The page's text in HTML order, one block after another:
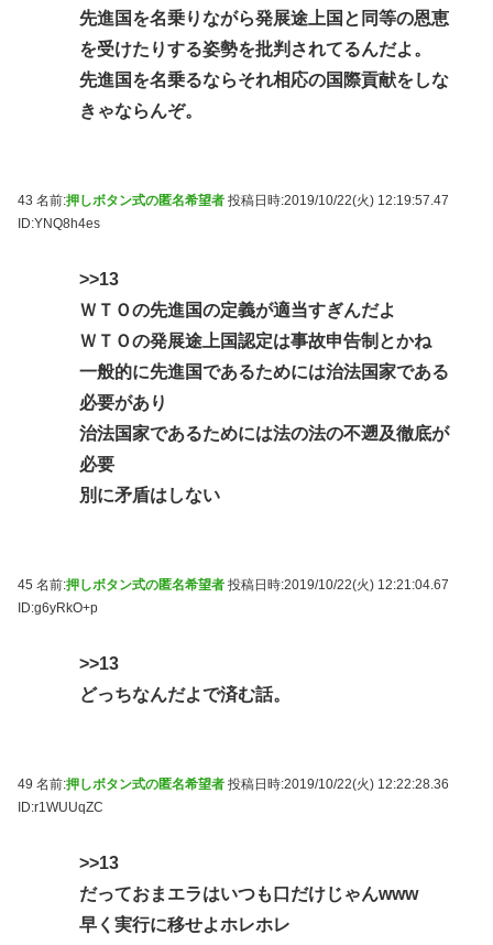
先進国を名乗りながら発展途上国と同等の恩恵
を受けたりする姿勢を批判されてるんだよ。
先進国を名乗るならそれ相応の国際貢献をしな
きゃならんぞ。
43 名前:押しボタン式の匿名希望者 投稿日時:2019/10/22(火) 12:19:57.47
ID:YNQ8h4es
>>13
ＷＴＯの先進国の定義が適当すぎんだよ
ＷＴＯの発展途上国認定は事故申告制とかね
一般的に先進国であるためには治法国家である
必要があり
治法国家であるためには法の法の不遡及徹底が
必要
別に矛盾はしない
45 名前:押しボタン式の匿名希望者 投稿日時:2019/10/22(火) 12:21:04.67
ID:g6yRkO+p
>>13
どっちなんだよで済む話。
49 名前:押しボタン式の匿名希望者 投稿日時:2019/10/22(火) 12:22:28.36
ID:r1WUUqZC
>>13
だっておまエラはいつも口だけじゃんwww
早く実行に移せよホレホレ